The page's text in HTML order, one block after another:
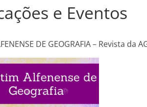
e Eventos
DE GEOGRAFIA – Revista da